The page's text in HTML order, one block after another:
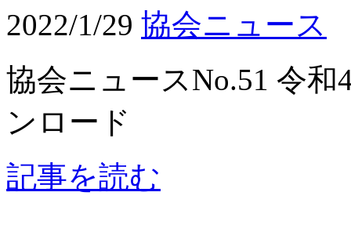
2022/1/29 協会ニュース
協会ニュースNo.51 令和
ンロード
記事を読む